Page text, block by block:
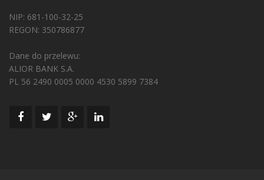
NIP: 681-100-32-25
REGON: 350786877
Dane do przelewu:
ALIOR BANK S.A.
PL 56 2490 0005 0000 4530 5899 7384